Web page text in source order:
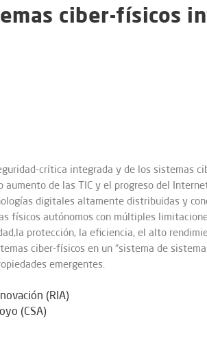
ciber-físicos
crítica integrada y de los sistemas
de las TIC y el progreso del
digitales altamente distribuidas y
físicos autónomos con múltiples
protección, la eficiencia, el alto
ciber-físicos en un “sistema de
emergentes.
(RIA)
(CSA)